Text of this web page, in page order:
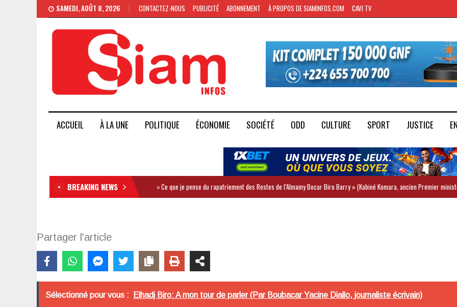
SAMEDI, AOÛT 8, 2026 CONTACTEZ-NOUS PUBLICITÉ ABONNEMENT À PROPOS DE SIAMINFOS.COM CAVI TV
ACCUEIL À LA UNE POLITIQUE ÉCONOMIE SOCIÉTÉ ODD CULTURE SPORT JUSTICE
BREAKING NEWS « Ce que je pense du rapatriement des Restes de l’Almamy Bocar Biro Barry » (Kabiné Komara, ancien Premier
Partager l'article
Sélectionné pour vous : Elhadj Biro: A mon tour de parler (Par Boubacar Yacine Diallo, journaliste écrivain)